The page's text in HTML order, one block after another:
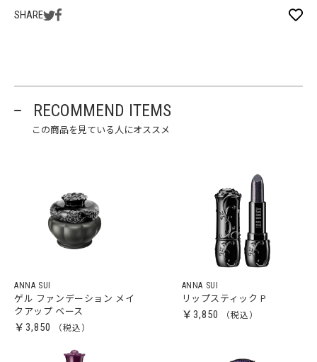
SHARE
RECOMMEND ITEMS
この商品を見ている人にオススメ
ANNA SUI
ゲル ファンデーション メイ
クアップ ベース
￥3,850
ANNA SUI
リップスティック P
￥3,850